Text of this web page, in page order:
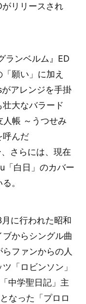
リリースされ
ランベルム』ED
願い」に加え
アレンジを手掛
大なバラード
人帳 ～うつせみ
呼んだ
さらには、現在
「白日」のカバー
。
に行われた昭和
からシングル曲
らファンからの人
「ロビンソン」
中学聖日記」主
なった「プロロ